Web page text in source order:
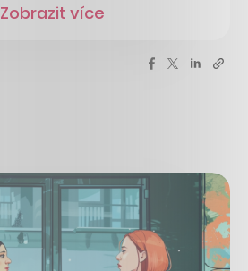
Zobrazit více